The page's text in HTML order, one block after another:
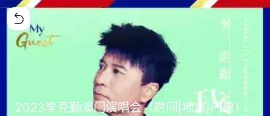
2023李克勤澳门演唱会（时间|地点|门票）